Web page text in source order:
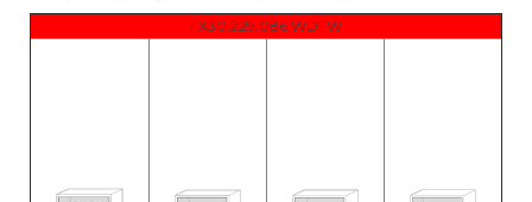
FX30.229.086.WDFW